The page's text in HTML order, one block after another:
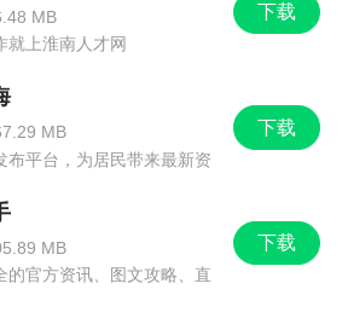
优化, 提高了性能和稳定性.
优化.
优化, 现在不需要点击进入订单
单. 但仍然推荐进入详情页,查
,及性能优化.
下载
MB
就上淮南人才网
下载
MB
布平台，为居民带来最新资
下载
MB
的官方资讯、图文攻略、直